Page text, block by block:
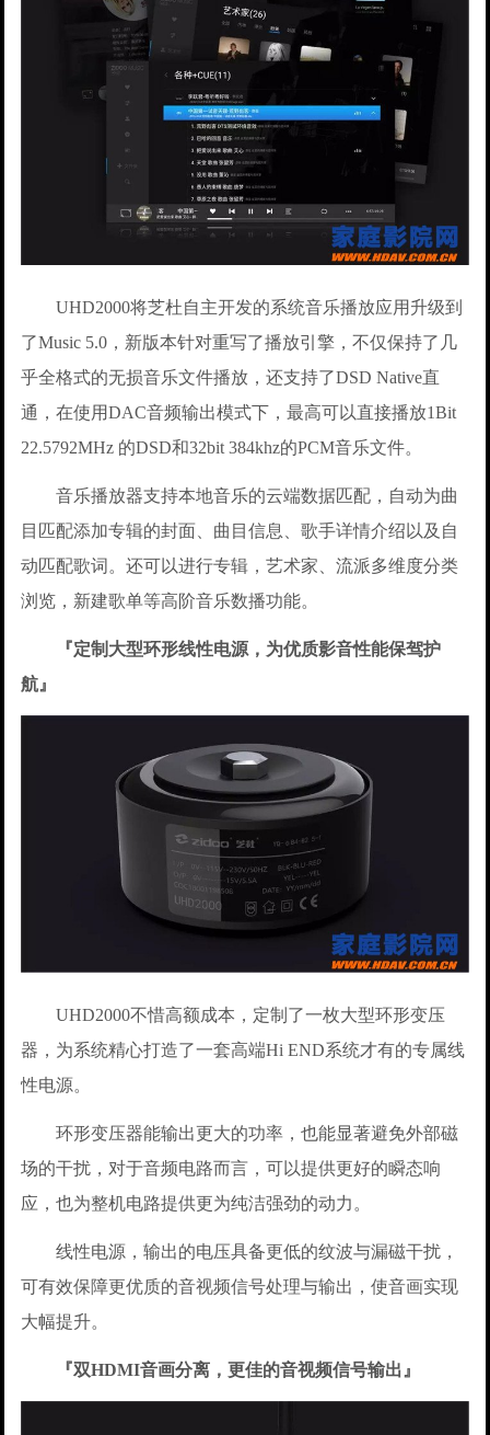
UHD2000将芝杜自主开发的系统音乐播放应用升级到
了Music 5.0，新版本针对重写了播放引擎，不仅保持了几
乎全格式的无损音乐文件播放，还支持了DSD Native直
通，在使用DAC音频输出模式下，最高可以直接播放1Bit
22.5792MHz 的DSD和32bit 384khz的PCM音乐文件。
音乐播放器支持本地音乐的云端数据匹配，自动为曲
目匹配添加专辑的封面、曲目信息、歌手详情介绍以及自
动匹配歌词。还可以进行专辑，艺术家、流派多维度分类
浏览，新建歌单等高阶音乐数播功能。
『定制大型环形线性电源，为优质影音性能保驾护
航』
UHD2000不惜高额成本，定制了一枚大型环形变压
器，为系统精心打造了一套高端Hi END系统才有的专属线
性电源。
环形变压器能输出更大的功率，也能显著避免外部磁
场的干扰，对于音频电路而言，可以提供更好的瞬态响
应，也为整机电路提供更为纯洁强劲的动力。
线性电源，输出的电压具备更低的纹波与漏磁干扰，
可有效保障更优质的音视频信号处理与输出，使音画实现
大幅提升。
『双HDMI音画分离，更佳的音视频信号输出』